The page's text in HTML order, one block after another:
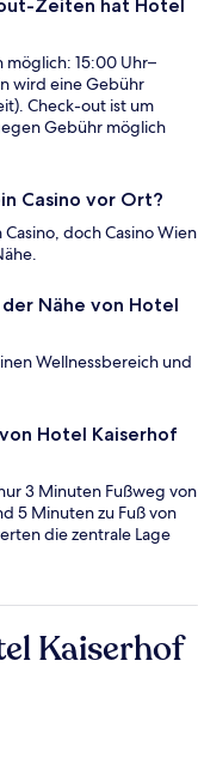
Zeiten hat Hotel
15:00 Uhr–
wird eine Gebühr
Check-out ist um
Gebühr möglich
Casino vor Ort?
doch Casino Wien
Nähe von Hotel
Wellnessbereich und
Hotel Kaiserhof
3 Minuten Fußweg von
5 Minuten zu Fuß von
die zentrale Lage
Kaiserhof